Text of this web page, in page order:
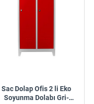
Sac Dolap Ofis 2 li Eko
Soyunma Dolabı Gri-